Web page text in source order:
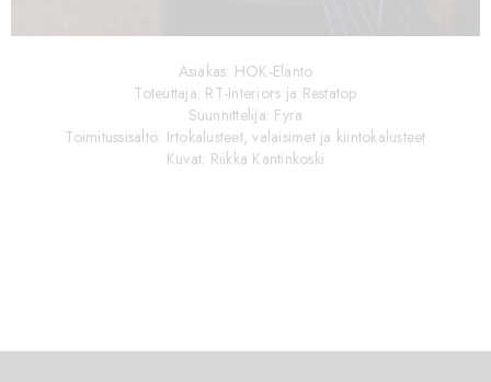
Asiakas: HOK-Elanto
Toteuttaja: RT-Interiors ja Restatop
Suunnittelija: Fyra
Toimitussisältö: Irtokalusteet, valaisimet ja kiintokalusteet
Kuvat: Riikka Kantinkoski